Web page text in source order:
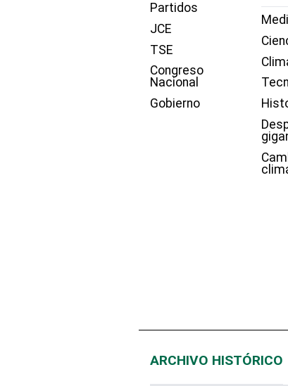
Partidos
JCE
TSE
Congreso
Nacional
Gobierno
ARCHIVO HISTÓRICO